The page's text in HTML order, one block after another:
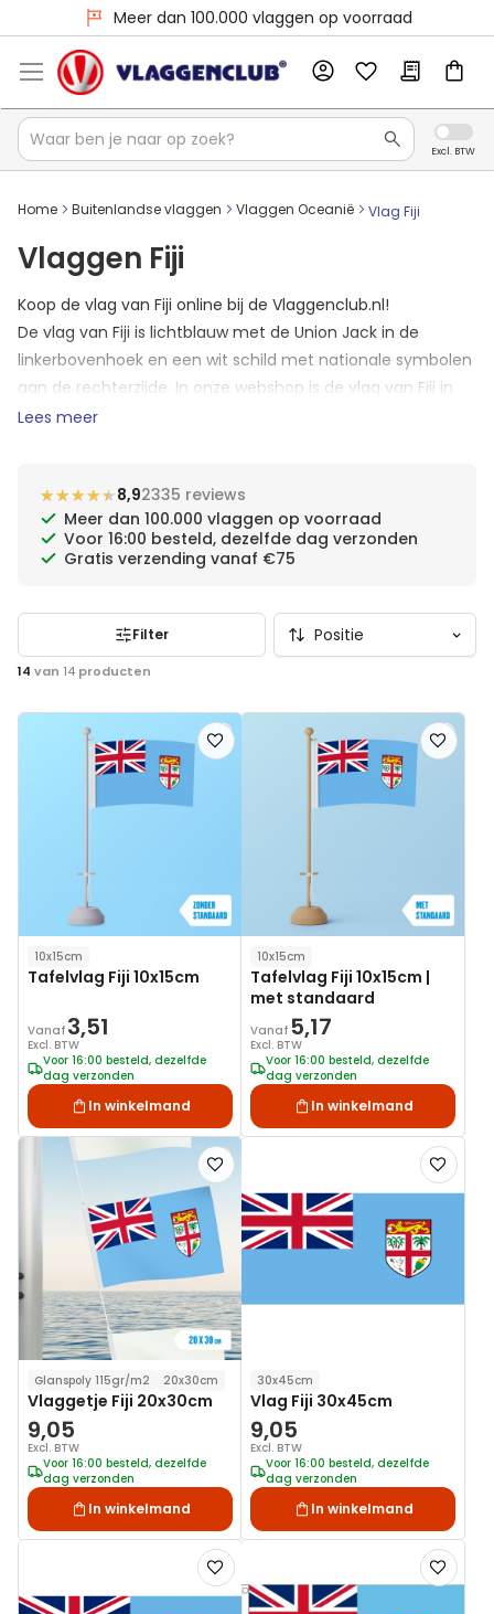
Meer dan 100.000 vlaggen op voorraad
Home Buitenlandse vlaggen Vlaggen Oceanië Vlag Fiji
Vlaggen Fiji
Koop de vlag van Fiji online bij de Vlaggenclub.nl!
De vlag van Fiji is lichtblauw met de Union Jack in de
linkerbovenhoek en een wit schild met nationale symbolen
aan de rechterzijde. In onze webshop is de vlag van Fiji in
elk formaat beschikbaar. Als u op werkdagen vóór 16:00
Lees meer
★★★★★
★★★★★8,92335 reviews
Meer dan 100.000 vlaggen op voorraad
Voor 16:00 besteld, dezelfde dag verzonden
Gratis verzending vanaf €75
14 van 14 producten
Filter
Voeg
toe
10x15cm
Tafelvlag Fiji 10x15cm
Vanaf 3,51
Excl. BTW
Voor 16:00 besteld, dezelfde
dag verzonden
In winkelmand
Voeg
toe
10x15cm
Tafelvlag Fiji 10x15cm |
met standaard
Vanaf 5,17
Excl. BTW
Voor 16:00 besteld, dezelfde
dag verzonden
In winkelmand
Voeg
toe
aan
verlanglijst
Glanspoly 115gr/m2 20x30cm
Vlaggetje Fiji 20x30cm
9,05
Excl. BTW
Voor 16:00 besteld, dezelfde
dag verzonden
In winkelmand
Voeg
toe
30x45cm
Vlag Fiji 30x45cm
9,05
Excl. BTW
Voor 16:00 besteld, dezelfde
dag verzonden
In winkelmand
Voeg
toe
Voeg
toe